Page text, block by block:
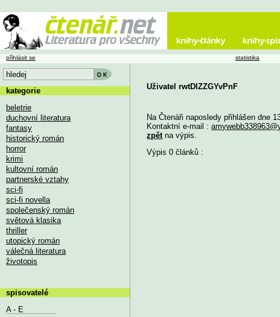
Uživatel rwtDIZZGYvPnF
Na Čtenáři naposledy přihlášen dne
Kontaktní e-mail :
zpět na výpis.
Výpis 0 článků :
přihlásit se statistika
kategorie
beletrie
duchovní literatura
fantasy
historický román
horror
krimi
kultovní román
partnerské vztahy
sci-fi
sci-fi novella
společenský román
světová klasika
thriller
utopický román
válečná literatura
životopis
spisovatelé
A - E